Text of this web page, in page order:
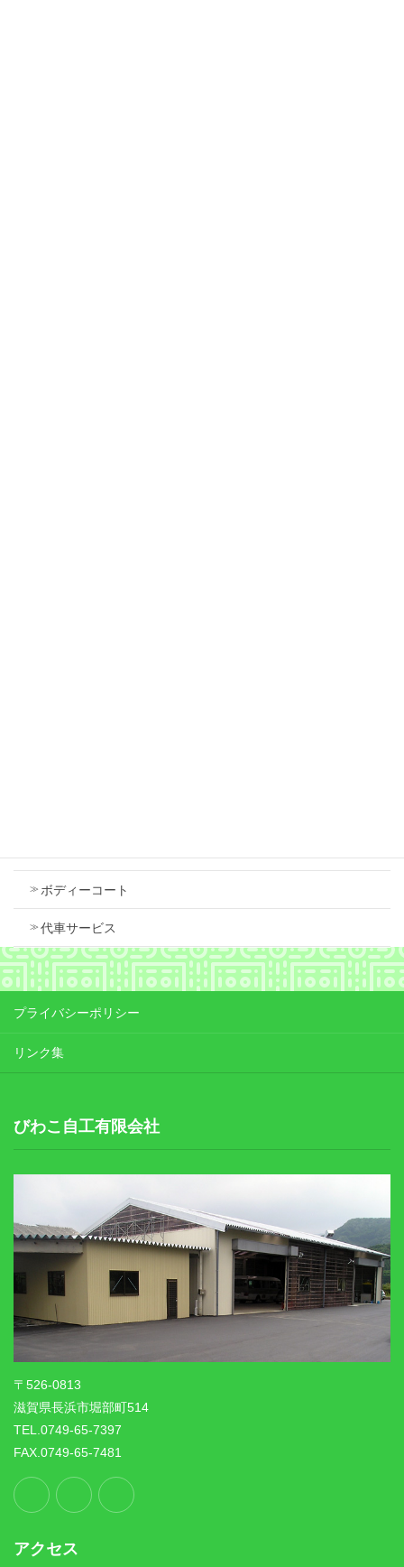
ボディーコート
代車サービス
プライバシーポリシー
リンク集
びわこ自工有限会社
〒526-0813
滋賀県長浜市堀部町514
TEL.0749-65-7397
FAX.0749-65-7481
アクセス